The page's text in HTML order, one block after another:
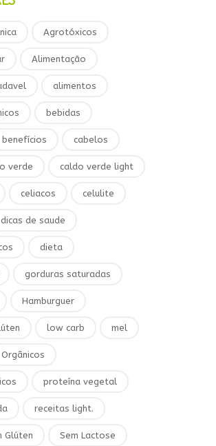
Agrotóxicos
Alimentação
alimentos
bebidas
benefícios cabelos
verde caldo verde light
celiacos celulite
dicas de saude
dieta
gorduras saturadas
Hamburguer
low carb mel
Orgânicos
proteína vegetal
receitas light.
Glúten Sem Lactose